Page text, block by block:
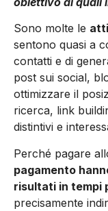
Sono molte le
sentono quasi a
con­tatti e di
post sui so­cial,
ottimizzare il
ricerca, link
di­stintivi e
Perché pagare
pagamento
risulta­ti in tempi
precisamente